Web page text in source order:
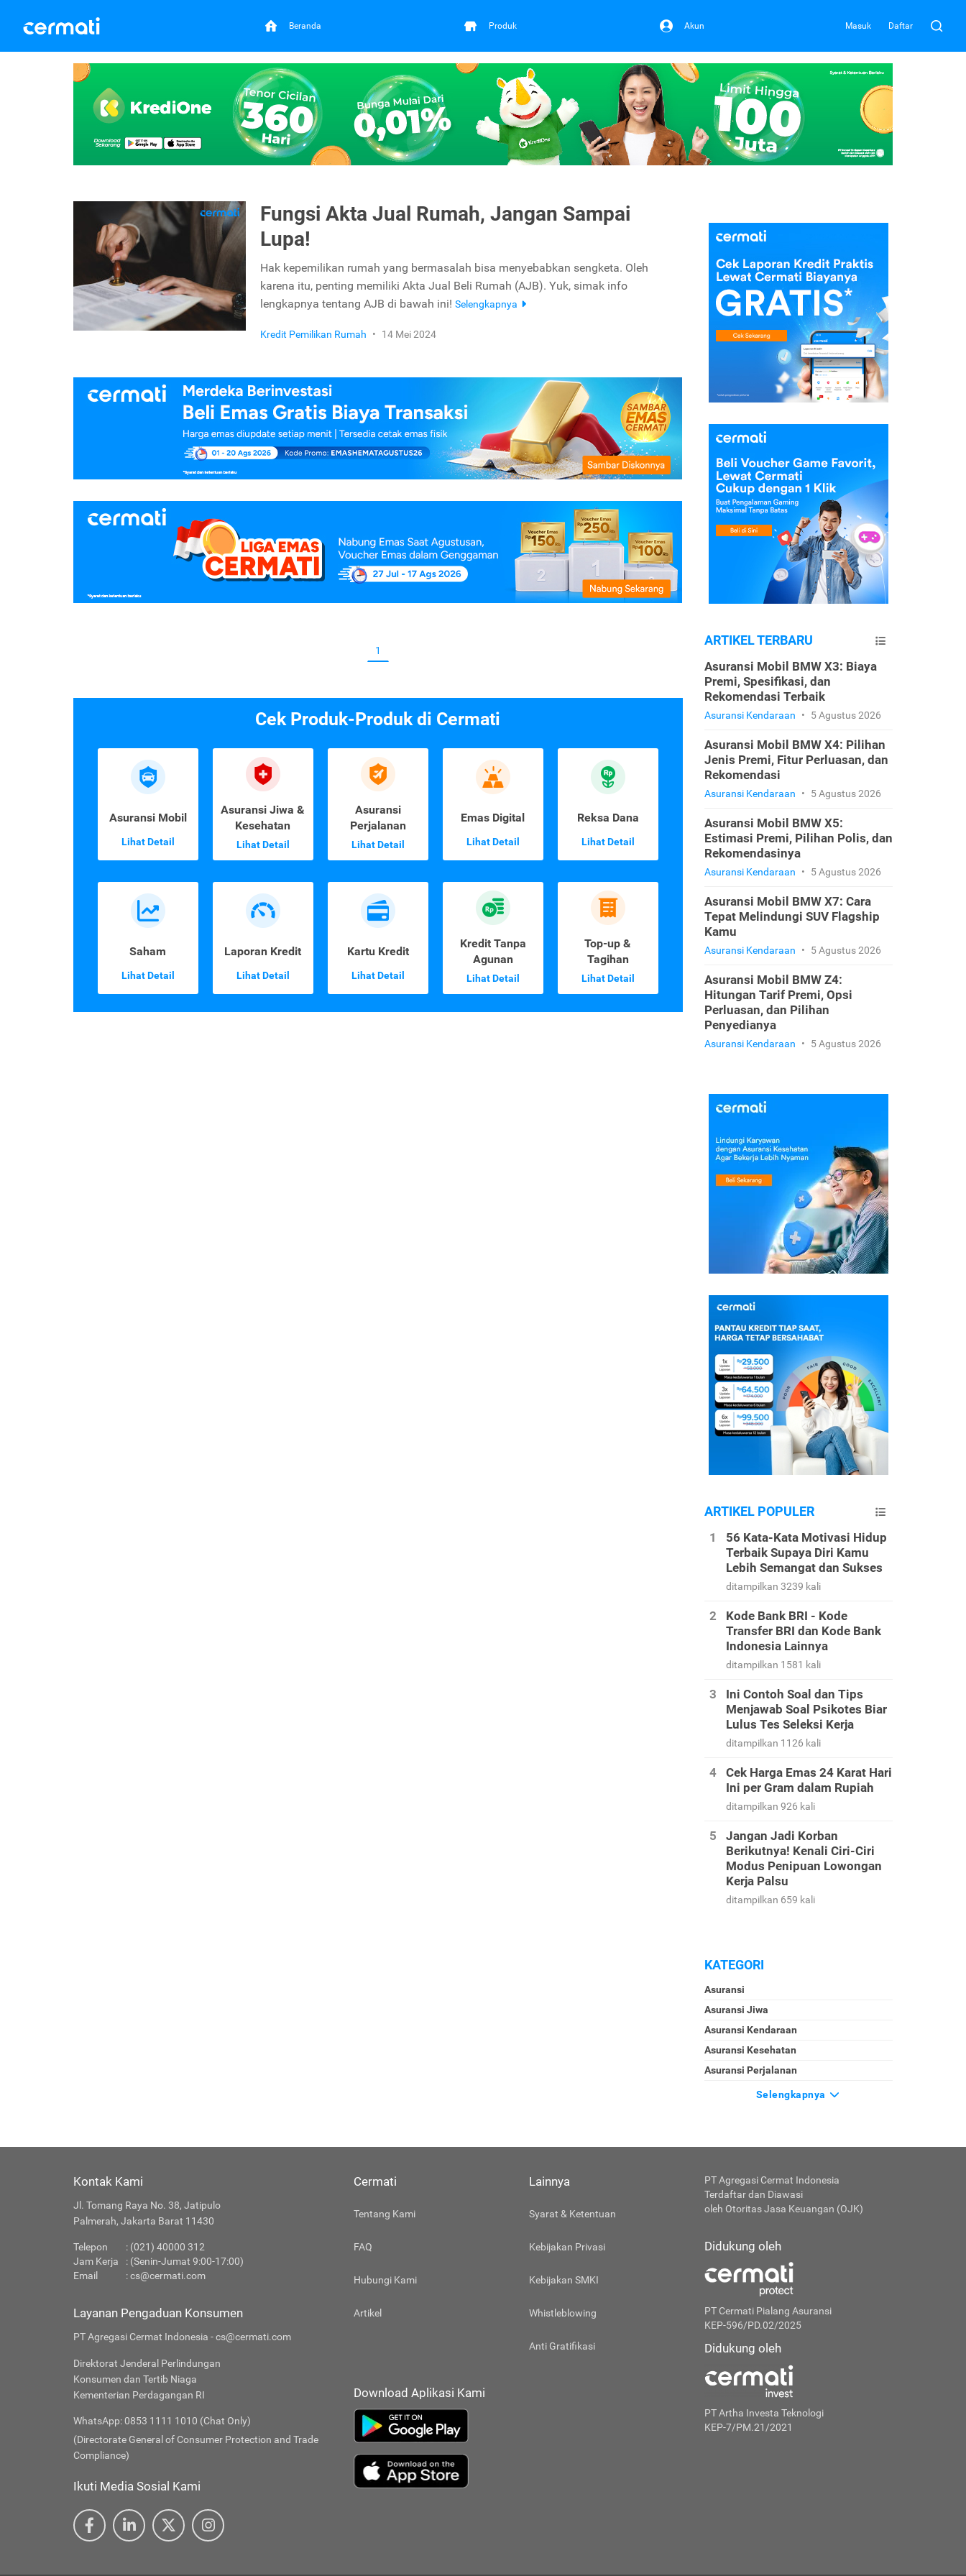
Beranda Produk Akun Masuk Daftar
Fungsi Akta Jual Rumah, Jangan Sampai
Lupa!
Hak kepemilikan rumah yang bermasalah bisa menyebabkan sengketa. Oleh
karena itu, penting memiliki Akta Jual Beli Rumah (AJB). Yuk, simak info
lengkapnya tentang AJB di bawah ini! Selengkapnya
Kredit Pemilikan Rumah • 14 Mei 2024
1
Cek Produk-Produk di Cermati
Asuransi Mobil
Lihat Detail
Asuransi Jiwa &
Kesehatan
Lihat Detail
Asuransi
Perjalanan
Lihat Detail
Emas Digital
Lihat Detail
Reksa Dana
Lihat Detail
Saham
Lihat Detail
Laporan Kredit
Lihat Detail
Kartu Kredit
Lihat Detail
Kredit Tanpa
Agunan
Lihat Detail
Top-up &
Tagihan
Lihat Detail
ARTIKEL TERBARU
Asuransi Mobil BMW X3: Biaya
Premi, Spesifikasi, dan
Rekomendasi Terbaik
Asuransi Kendaraan • 5 Agustus 2026
Asuransi Mobil BMW X4: Pilihan
Jenis Premi, Fitur Perluasan, dan
Rekomendasi
Asuransi Kendaraan • 5 Agustus 2026
Asuransi Mobil BMW X5:
Estimasi Premi, Pilihan Polis, dan
Rekomendasinya
Asuransi Kendaraan • 5 Agustus 2026
Asuransi Mobil BMW X7: Cara
Tepat Melindungi SUV Flagship
Kamu
Asuransi Kendaraan • 5 Agustus 2026
Asuransi Mobil BMW Z4:
Hitungan Tarif Premi, Opsi
Perluasan, dan Pilihan
Penyedianya
Asuransi Kendaraan • 5 Agustus 2026
ARTIKEL POPULER
56 Kata-Kata Motivasi Hidup
Terbaik Supaya Diri Kamu
Lebih Semangat dan Sukses
ditampilkan 3239 kali
Kode Bank BRI - Kode
Transfer BRI dan Kode Bank
Indonesia Lainnya
ditampilkan 1581 kali
Ini Contoh Soal dan Tips
Menjawab Soal Psikotes Biar
Lulus Tes Seleksi Kerja
ditampilkan 1126 kali
Cek Harga Emas 24 Karat Hari
Ini per Gram dalam Rupiah
ditampilkan 926 kali
Jangan Jadi Korban
Berikutnya! Kenali Ciri-Ciri
Modus Penipuan Lowongan
Kerja Palsu
ditampilkan 659 kali
KATEGORI
Asuransi
Asuransi Jiwa
Asuransi Kendaraan
Asuransi Kesehatan
Asuransi Perjalanan
Selengkapnya
Kontak Kami
Jl. Tomang Raya No. 38, Jatipulo
Palmerah, Jakarta Barat 11430
Telepon
: (021) 40000 312
Jam Kerja
: (Senin-Jumat 9:00-17:00)
Email
:cs@cermati.com
Layanan Pengaduan Konsumen
PT Agregasi Cermat Indonesia - cs@cermati.com
Direktorat Jenderal Perlindungan
Konsumen dan Tertib Niaga
Kementerian Perdagangan RI
WhatsApp: 0853 1111 1010 (Chat Only)
(Directorate General of Consumer Protection and Trade
Compliance)
Ikuti Media Sosial Kami
Cermati
Tentang Kami
FAQ
Hubungi Kami
Artikel
Lainnya
Syarat & Ketentuan
Kebijakan Privasi
Kebijakan SMKI
Whistleblowing
Anti Gratifikasi
Download Aplikasi Kami
PT Agregasi Cermat Indonesia
Terdaftar dan Diawasi
oleh Otoritas Jasa Keuangan (OJK)
Didukung oleh
PT Cermati Pialang Asuransi
KEP-596/PD.02/2025
Didukung oleh
PT Artha Investa Teknologi
KEP-7/PM.21/2021